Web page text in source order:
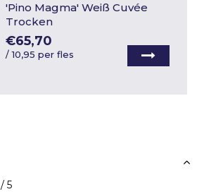
'Pino Magma' Weiß Cuvée
Trocken
€65,70
/10,95 per fles
/ 5